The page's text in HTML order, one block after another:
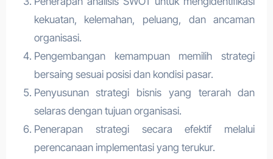
kekuatan, kelemahan, peluang, dan ancaman
organisasi.
Pengembangan kemampuan memilih strategi
bersaing sesuai posisi dan kondisi pasar.
Penyusunan strategi bisnis yang terarah dan
selaras dengan tujuan organisasi.
Penerapan strategi secara efektif melalui
perencanaan implementasi yang terukur.